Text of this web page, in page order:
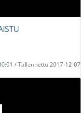
/ Tallennettu 2017-12-07